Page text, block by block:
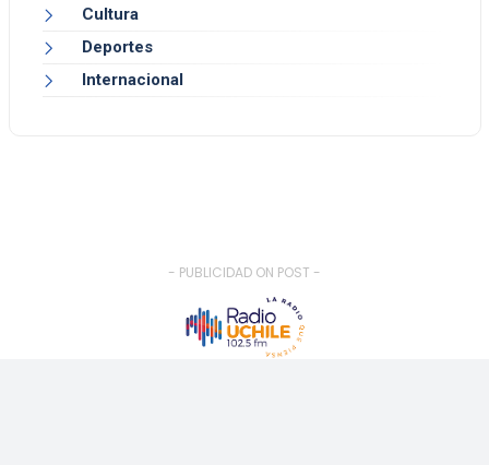
Cultura
Deportes
Internacional
- PUBLICIDAD ON POST -